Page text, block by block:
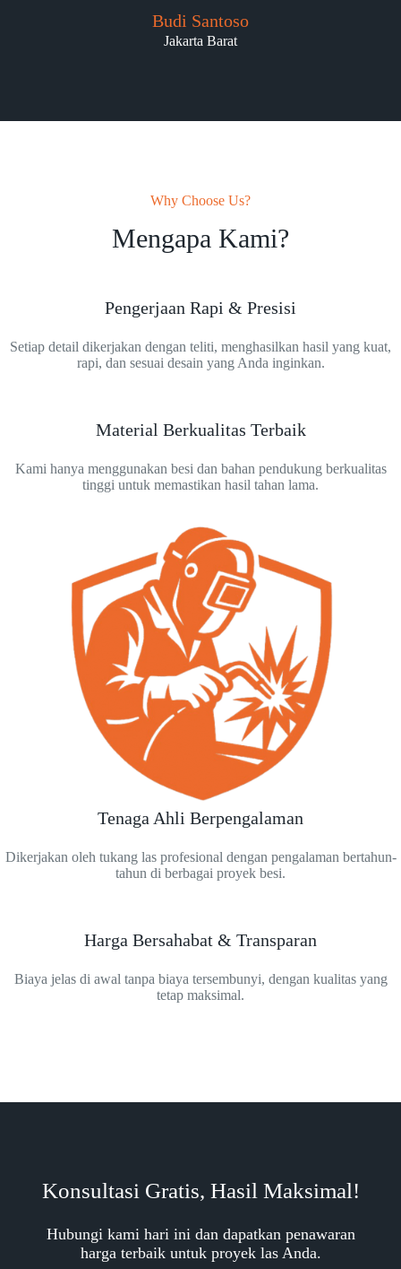
Budi Santoso
Jakarta Barat
Why Choose Us?
Mengapa Kami?
Pengerjaan Rapi & Presisi
Setiap detail dikerjakan dengan teliti, menghasilkan hasil yang kuat,
rapi, dan sesuai desain yang Anda inginkan.
Material Berkualitas Terbaik
Kami hanya menggunakan besi dan bahan pendukung berkualitas
tinggi untuk memastikan hasil tahan lama.
Tenaga Ahli Berpengalaman
Dikerjakan oleh tukang las profesional dengan pengalaman bertahun-
tahun di berbagai proyek besi.
Harga Bersahabat & Transparan
Biaya jelas di awal tanpa biaya tersembunyi, dengan kualitas yang
tetap maksimal.
Konsultasi Gratis, Hasil Maksimal!
Hubungi kami hari ini dan dapatkan penawaran
harga terbaik untuk proyek las Anda.